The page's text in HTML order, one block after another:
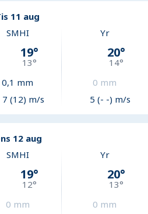
11 aug
SMHI
19°
13°
0,1 mm
7 (12) m/s
Yr
20°
14°
0 mm
5 (- -) m/s
12 aug
SMHI
19°
12°
0 mm
Yr
20°
13°
0 mm